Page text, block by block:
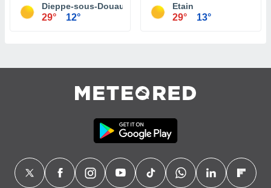
Dieppe-sous-Douaumont
29° 12°
Etain
29° 13°